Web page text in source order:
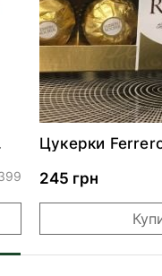
Цукерки
245 грн